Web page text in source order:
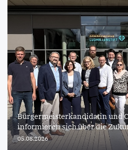
Bürgermeisterkandidatin und
informieren sich über die
05.08.2026